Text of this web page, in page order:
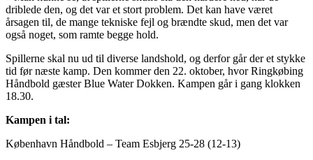
driblede den, og det var et stort problem. Det kan have været
årsagen til, de mange tekniske fejl og brændte skud, men det var
også noget, som ramte begge hold.
Spillerne skal nu ud til diverse landshold, og derfor går der et stykke
tid før næste kamp. Den kommer den 22. oktober, hvor Ringkøbing
Håndbold gæster Blue Water Dokken. Kampen går i gang klokken
18.30.
Kampen i tal:
København Håndbold – Team Esbjerg 25-28 (12-13)